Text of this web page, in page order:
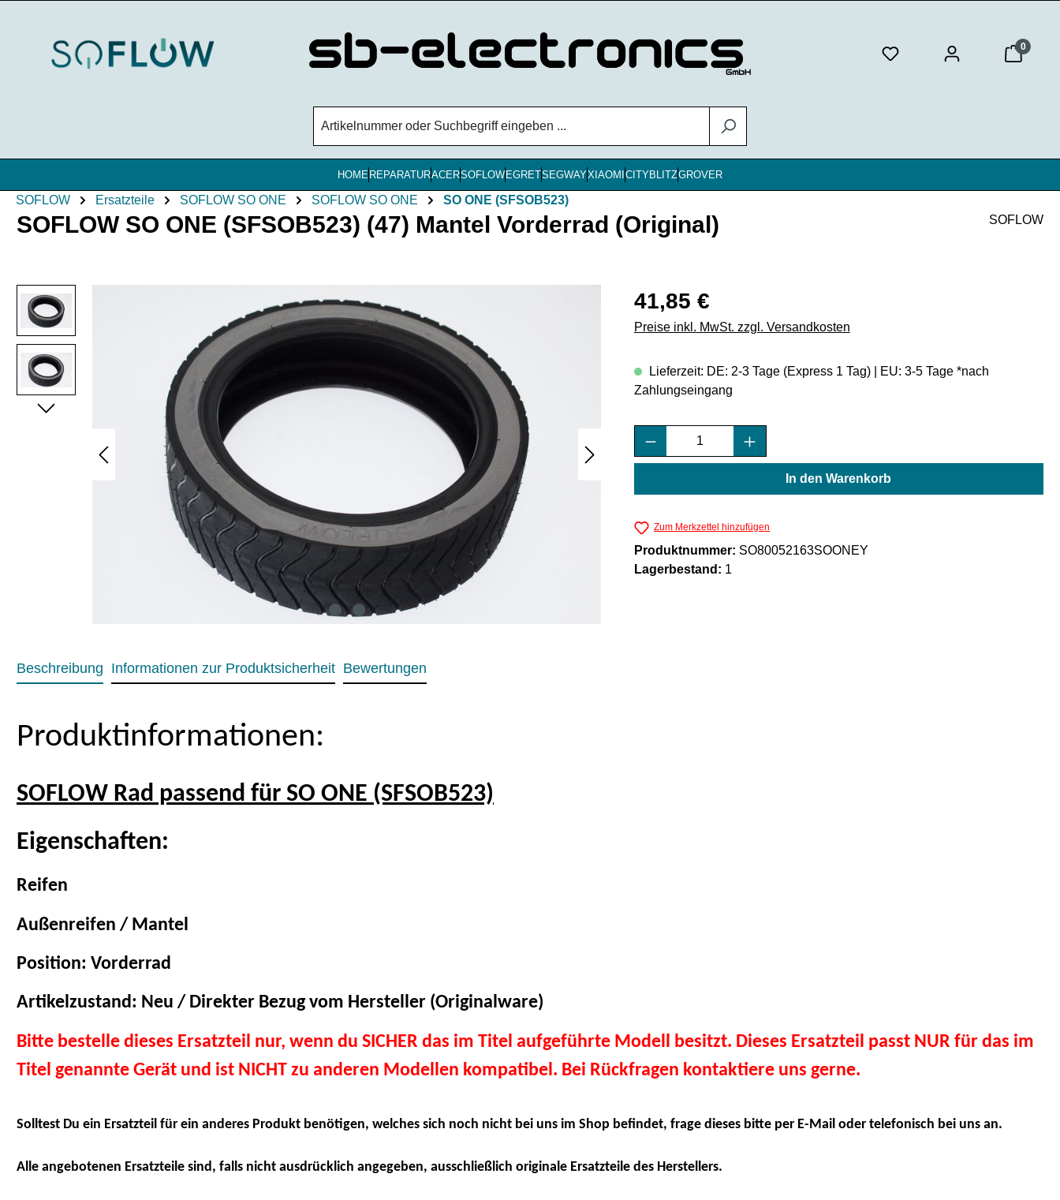
0
HOME REPARATURACERSOFLOW EGRETSEGWAYXIAOMI CITYBLITZGROVER
SOFLOW Ersatzteile SOFLOW SO ONE SOFLOW SO ONE SO ONE (SFSOB523)
SOFLOW SO ONE (SFSOB523) (47) Mantel Vorderrad (Original) SOFLOW
Bildergalerie überspringen Regulärer Preis:
41,85 €
Preise inkl. MwSt. zzgl. Versandkosten
Lieferzeit: DE: 2-3 Tage (Express 1 Tag) | EU: 3-5 Tage *nach
Zahlungseingang
Produkt Anzahl: Gib den gewünschten Wert ein
In den Warenkorb
Zum Merkzettel hinzufügen
Produktnummer: SO80052163SOONEY
Lagerbestand: 1
Beschreibung Informationen zur Produktsicherheit Bewertungen
Produktinformationen:
SOFLOW Rad passend für SO ONE (SFSOB523)
Eigenschaften:
Reifen
Außenreifen / Mantel
Position: Vorderrad
Artikelzustand: Neu / Direkter Bezug vom Hersteller (Originalware)
Bitte bestelle dieses Ersatzteil nur, wenn du SICHER das im Titel aufgeführte Modell besitzt. Dieses Ersatzteil passt NUR für das im
Titel genannte Gerät und ist NICHT zu anderen Modellen kompatibel. Bei Rückfragen kontaktiere uns gerne.
Solltest Du ein Ersatzteil für ein anderes Produkt benötigen, welches sich noch nicht bei uns im Shop befindet, frage dieses bitte per E-Mail oder telefonisch bei uns an.
Alle angebotenen Ersatzteile sind, falls nicht ausdrücklich angegeben, ausschließlich originale Ersatzteile des Herstellers.